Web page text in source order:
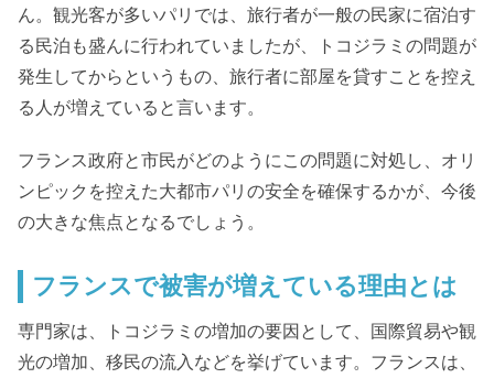
ん。観光客が多いパリでは、旅行者が一般の民家に宿泊す
る民泊も盛んに行われていましたが、トコジラミの問題が
発生してからというもの、旅行者に部屋を貸すことを控え
る人が増えていると言います。
フランス政府と市民がどのようにこの問題に対処し、オリ
ンピックを控えた大都市パリの安全を確保するかが、今後
の大きな焦点となるでしょう。
フランスで被害が増えている理由とは
専門家は、トコジラミの増加の要因として、国際貿易や観
光の増加、移民の流入などを挙げています。フランスは、